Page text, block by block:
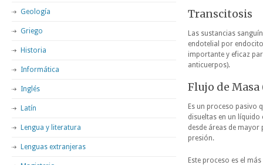
Transcitosis
Las sustancias
endotelial por
importante y eficaz
anticuerpos).
Flujo de
Es un proceso pasivo
disueltas en un
desde áreas de
presión.
Este proceso es el
Geología
Griego
Historia
Informática
Inglés
Latín
Lengua y literatura
Lenguas extranjeras